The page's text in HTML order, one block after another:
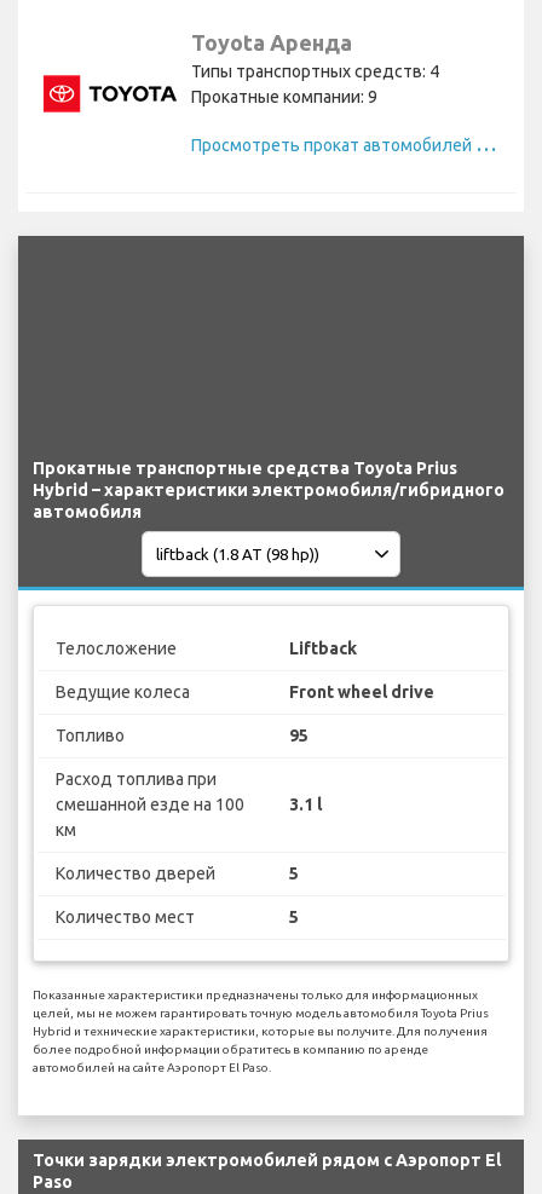
Toyota Аренда
Типы транспортных средств: 4
Прокатные компании: 9
П
росмотреть прокат автомобилей Toyota
Прокатные транспортные средства Toyota Prius
Hybrid – характеристики электромобиля/гибридного
автомобиля
Телосложение Liftback
Ведущие колеса Front wheel drive
Топливо 95
Расход топлива при
смешанной езде на 100
км
3.1 l
Количество дверей 5
Количество мест 5
Показанные характеристики предназначены только для информационных
целей, мы не можем гарантировать точную модель автомобиля Toyota Prius
Hybrid и технические характеристики, которые вы получите. Для получения
более подробной информации обратитесь в компанию по аренде
автомобилей на сайте Аэропорт El Paso.
Точки зарядки электромобилей рядом с Аэропорт El
Paso